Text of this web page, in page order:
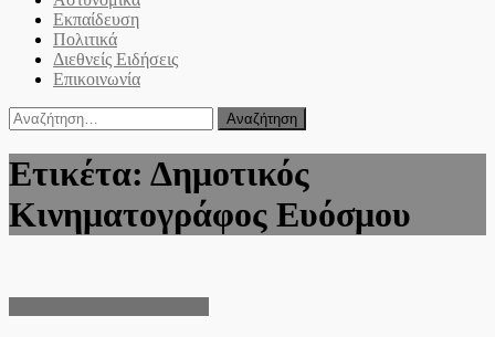
Εκπαίδευση
Πολιτικά
Διεθνείς Ειδήσεις
Επικοινωνία
Αναζήτηση
για:
Ετικέτα: Δημοτικός
Κινηματογράφος Ευόσμου